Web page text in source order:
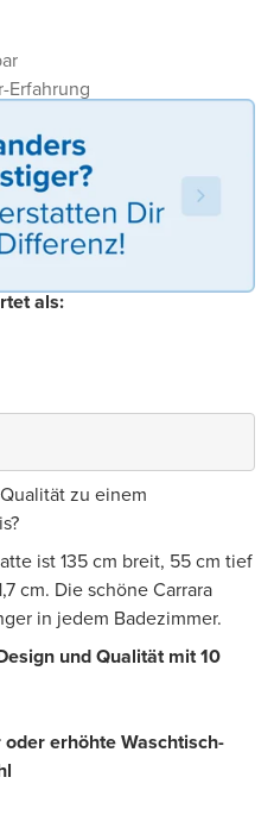
Erfahrung
als:
zu einem
ist 135 cm breit, 55 cm tief
cm. Die schöne Carrara
in jedem Badezimmer.
und Qualität mit 10
erhöhte Waschtisch-